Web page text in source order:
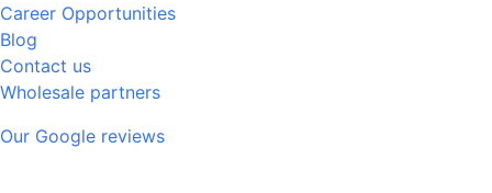
Career Opportunities
Blog
Contact us
Wholesale partners
Our Google reviews